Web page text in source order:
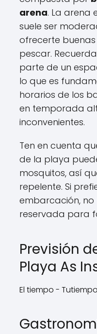
arena. La arena
suele ser
ofrecerte
pescar.
parte de un
lo que es
horarios de los
en temporada
inconvenientes.
Ten en cuenta
de la playa
mosquitos, así
repelente. Si
embarcación, no
reservada para
Previsión
Playa As
El tiempo -